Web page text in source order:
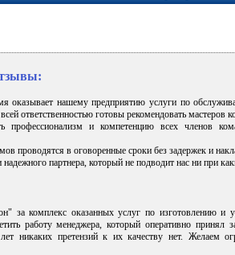
оказывает нашему предприятию услуги по
ответственностью готовы рекомендовать мастеров
профессионализм и компетенцию всех членов
проводятся в оговоренные сроки без задержек и
партнера, который не подводит нас ни при
за комплекс оказанных услуг по изготовлению и
работу менеджера, который оперативно
никаких претензий к их качеству нет. Желаем